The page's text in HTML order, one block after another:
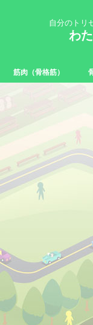
自分のトリ
わ
筋肉（骨格筋）